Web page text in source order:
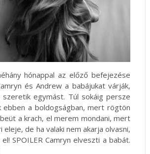
hónappal az előző befejezése
és Andrew a babájukat várják,
szeretik egymást. Túl sokáig persze
ebben a boldogságban, mert rögtön
a krach, el merem mondani, mert
de ha valaki nem akarja olvasni,
SPOILER Camryn elveszti a babát.